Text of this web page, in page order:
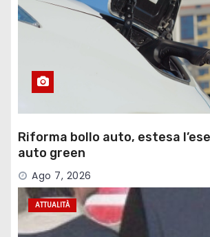
Riforma bollo auto, estesa
auto green
Ago 7, 2026
ATTUALITÀ